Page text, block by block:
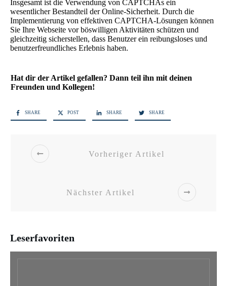
Insgesamt ist die Verwendung von CAPTCHAs ein
wesentlicher Bestandteil der Online-Sicherheit. Durch die
Implementierung von effektiven CAPTCHA-Lösungen können
Sie Ihre Webseite vor böswilligen Aktivitäten schützen und
gleichzeitig sicherstellen, dass Benutzer ein reibungsloses und
benutzerfreundliches Erlebnis haben.
Hat dir der Artikel gefallen? Dann teil ihn mit deinen
Freunden und Kollegen!
SHARE POST SHARE SHARE
Vorheriger Artikel
Nächster Artikel
Leserfavoriten